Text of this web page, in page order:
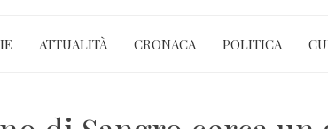
ATTUALITÀ CRONACA POLITICA